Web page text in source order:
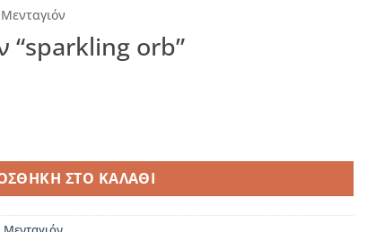
“sparkling orb”
ποσότητα
ΣΤΟ ΚΑΛΆΘΙ